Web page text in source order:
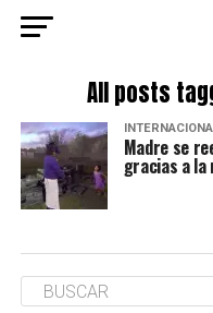
All posts
Madre se
gracias a